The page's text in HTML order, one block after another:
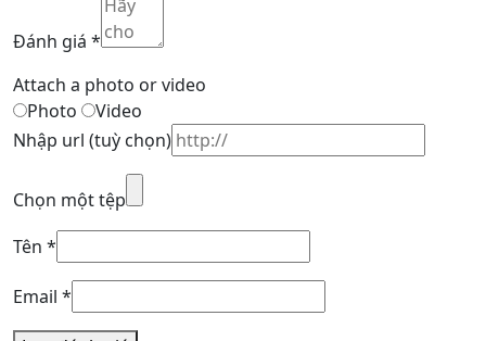
Đánh giá *
Attach a photo or video
Photo
Video
Nhập url (tuỳ chọn)
Chọn một tệp
Tên *
Email *